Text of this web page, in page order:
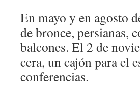
En mayo y en agosto
de bronce, persianas,
balcones. El 2 de
cera, un cajón para el
conferencias.